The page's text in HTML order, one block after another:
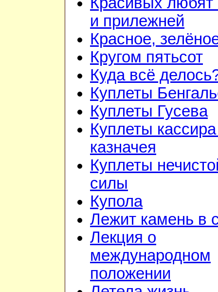
и прилежней
Красное,
Кругом пятьсот
Куда всё
Куплеты
Куплеты Гусева
Куплеты
казначея
Куплеты
силы
Купола
Лежит камень в
Лекция о
международном
положении